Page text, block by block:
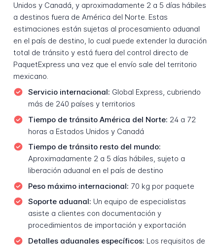
Unidos y Canadá, y aproximadamente 2 a 5 días hábiles
a destinos fuera de América del Norte. Estas
estimaciones están sujetas al procesamiento aduanal
en el país de destino, lo cual puede extender la duración
total de tránsito y está fuera del control directo de
PaquetExpress una vez que el envío sale del territorio
mexicano.
Servicio internacional: Global Express, cubriendo
más de 240 países y territorios
Tiempo de tránsito América del Norte: 24 a 72
horas a Estados Unidos y Canadá
Tiempo de tránsito resto del mundo:
Aproximadamente 2 a 5 días hábiles, sujeto a
liberación aduanal en el país de destino
Peso máximo internacional: 70 kg por paquete
Soporte aduanal: Un equipo de especialistas
asiste a clientes con documentación y
procedimientos de importación y exportación
Detalles aduanales específicos: Los requisitos de